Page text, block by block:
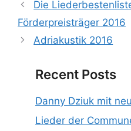
Die
Förderpreisträger 2016
Adriakustik 2016
Recent Posts
Danny Dziuk mit
Lieder der